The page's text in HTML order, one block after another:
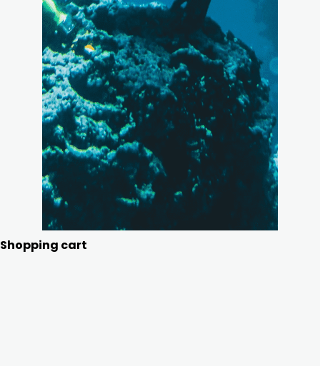
Shopping cart